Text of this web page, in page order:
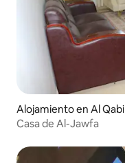
Alojamiento en Al Qabil
Casa de Al-Jawfa